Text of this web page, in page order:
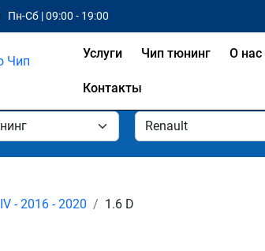
Пн-Сб | 09:00 - 19:00
Услуги Чип тюнинг О нас
Контакты
IV - 2016 - 2020 1.6 D